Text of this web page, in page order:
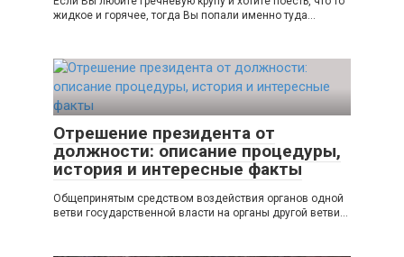
жидкое и горячее, тогда Вы попали именно туда...
Отрешение президента от
должности: описание процедуры,
история и интересные факты
Общепринятым средством воздействия органов одной
ветви государственной власти на органы другой ветви...